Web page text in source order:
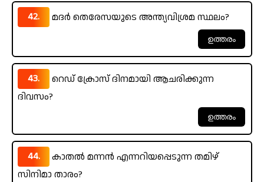
42. മദർ തെരേസയുടെ അന്ത്യവിശ്രമ സ്ഥലം?
43.
റെഡ് ക്രോസ് ദിനമായി ആചരിക്കുന്ന
ദിവസം?
44.
കാതൽ മന്നൻ എന്നറിയപ്പെടുന്ന തമിഴ്
സിനിമാ താരം?